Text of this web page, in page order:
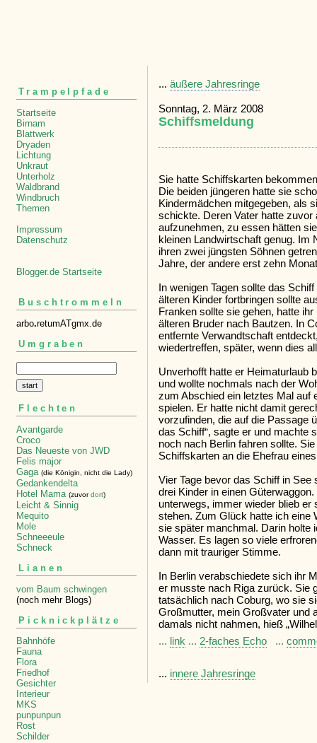
Trampelpfade
Startseite
Birnam
Blattwerk
Dryaden
Lichtung
Unkraut
Unterholz
Waldbrand
Windbruch
Themen
Impressum
Datenschutz
Blogger.de Startseite
Buschtrommeln
arbo.retumATgmx.de
Umgraben
Flechten
Avantgarde
Croco
Das Neueste von JWD
Felis major
Gaga (die Königin, nicht die Lady)
Gedankendelta
Hotel Mama (zuvordort)
Leicht & Sinnig
Mequito
Mole
Schneeeule
Schneck
Lianen
vom Baum schwingen
(noch mehr Blogs)
Picknickplätze
Bahnhöfe
Fauna
Flora
Friedhof
Gesichter
Interieur
MKS
punpunpun
Rost
Schilder
... äußere Jahresringe
Sonntag, 2. März 2008
Schiffsmeldung
Sie hatte Schiffskarten
Die beiden jüngeren hatte sie
Kindermädchen mitgegeben, als
schickte. Deren Vater hatte zuvor
aufzunehmen, zu essen hätten
kleinen Landwirtschaft genug. Im
ihren zwei jüngsten Söhnen
Jahre, der andere erst zehn
In wenigen Tagen sollte das
älteren Kinder fortbringen sollte
Franken sollte sie gehen, hatte
älteren Bruder nach Bautzen. In
entfernte Verwandtschaft
wiedertreffen, später, wenn dies
Unverhofft hatte er Heimaturlaub
und wollte nochmals nach der
zum Abschied ein letztes Mal auf
spielen. Er hatte nicht damit
vorzufinden, die auf die Passage
das Schiff“, sagte er und machte
noch nach Berlin fahren sollte.
Schiffskarten an die Ehefrau
Vier Tage bevor das Schiff in
drei Kinder in einen
unterwegs, immer wieder blieb er
stehen. Zum Glück hatte ich eine
sie später manchmal. Darin holte
Wasser. Es lagen so viele
dann mit trauriger Stimme.
In Berlin verabschiedete sich ihr
er musste nach Riga zurück. Sie
tatsächlich nach Coburg, wo sie
Großmutter, mein Großvater und
damals nicht nahmen, hieß
... link ... 2-faches Echo ...
... innere Jahresringe